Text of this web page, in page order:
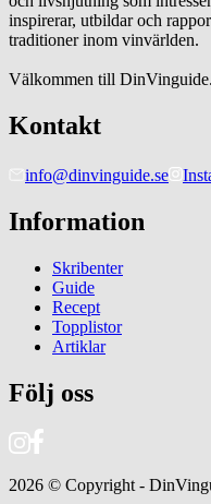
inspirerar, utbildar och
traditioner inom vinvärlden.
Välkommen till
Kontakt
info@dinvinguide.se
Information
Skribenter
Guide
Recept
Topplistor
Artiklar
Följ oss
2026 © Copyright -